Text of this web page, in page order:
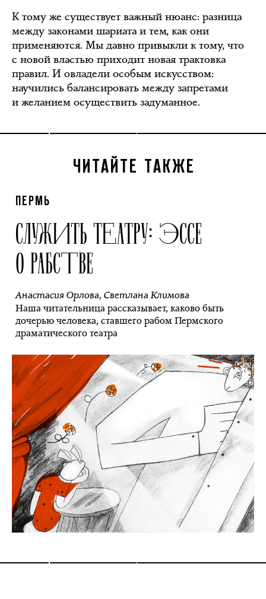
К тому же существует важный нюанс: разница
между законами шариата и тем, как они
применяются. Мы давно привыкли к тому, что
с новой властью приходит новая трактовка
правил. И овладели особым искусством:
научились балансировать между запретами
и желанием осуществить задуманное.
ЧИТАЙТЕ ТАКЖЕ
ПЕРМЬ
СЛУЖИТЬ ТЕАТРУ: ЭССЕ
О РАБСТВЕ
Анастасия Орлова,Светлана Климова
Наша читательница рассказывает, каково быть
дочерью человека, ставшего рабом Пермского
драматического театра